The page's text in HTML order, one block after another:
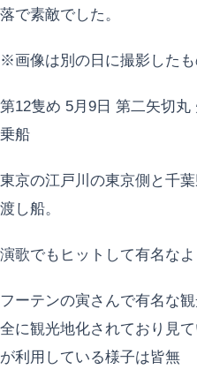
落で素敵でした。
※画像は別の日に撮影した
第12隻め 5月9日 第二矢切
乗船
東京の江戸川の東京側と千
渡し船。
演歌でもヒットして有名な
フーテンの寅さんで有名な
全に観光地化されており見
が利用している様子は皆無